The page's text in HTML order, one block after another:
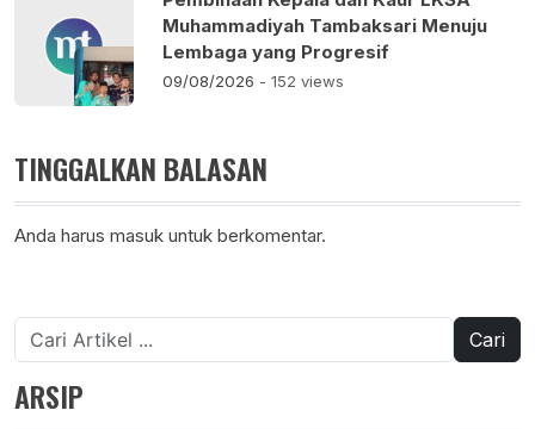
Muhammadiyah Tambaksari Menuju
Lembaga yang Progresif
09/08/2026 - 152 views
TINGGALKAN BALASAN
Anda harus masuk untuk berkomentar.
Cari
untuk:
ARSIP